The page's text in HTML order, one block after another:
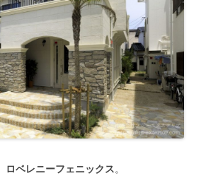
ロベレニーフェニックス。